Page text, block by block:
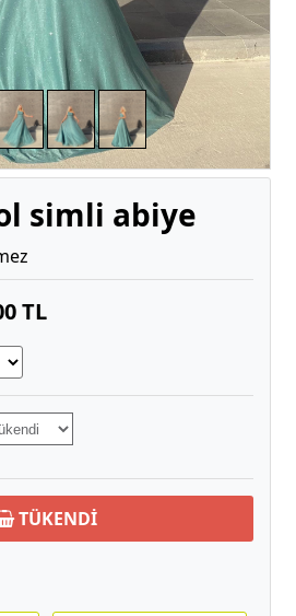
simli abiye
TL
TÜKENDİ